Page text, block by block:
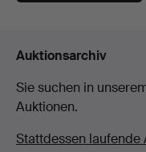
Auktionsarchiv
Sie suchen in
Auktionen.
Stattdessen laufende